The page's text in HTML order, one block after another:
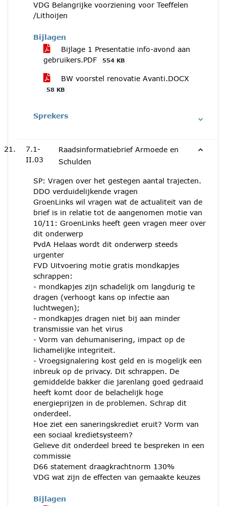
VDG Belangrĳke voorziening voor Teeffelen
/Lithoĳen
Bijlagen
Bijlage 1 Presentatie info-avond aan
gebruikers.PDF
554 KB
BW voorstel renovatie Avanti.DOCX
58 KB
Sprekers
7.1-
II.03
Raadsinformatiebrief Armoede en
Schulden
SP: Vragen over het gestegen aantal trajecten.
DDO verduidelijkende vragen
GroenLinks wil vragen wat de actualiteit van de
brief is in relatie tot de aangenomen motie van
10/11: GroenLinks heeft geen vragen meer over
dit onderwerp
PvdA Helaas wordt dit onderwerp steeds
urgenter
FVD Uitvoering motie gratis mondkapjes
schrappen:
- mondkapjes zijn schadelijk om langdurig te
dragen (verhoogt kans op infectie aan
luchtwegen);
- mondkapjes dragen niet bij aan minder
transmissie van het virus
- Vorm van dehumanisering, impact op de
lichamelijke integriteit.
- Vroegsignalering kost geld en is mogelijk een
inbreuk op de privacy. Dit schrappen. De
gemiddelde bakker die jarenlang goed gedraaid
heeft komt door de belachelijk hoge
energieprijzen in de problemen. Schrap dit
onderdeel.
Hoe ziet een saneringskrediet eruit? Vorm van
een sociaal kredietsysteem?
Gelieve dit onderdeel breed te bespreken in een
commissie
D66 statement draagkrachtnorm 130%
VDG wat zĳn de effecten van gemaakte keuzes
Bijlagen